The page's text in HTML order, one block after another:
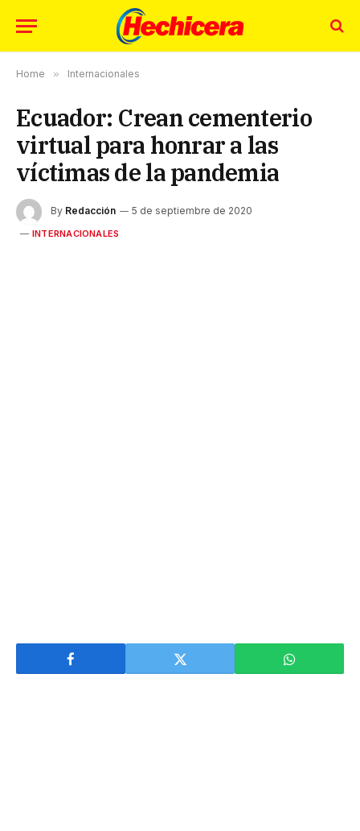
Home » Internacionales
Ecuador: Crean cementerio
virtual para honrar a las
víctimas de la pandemia
By Redacción 5 de septiembre de 2020
INTERNACIONALES